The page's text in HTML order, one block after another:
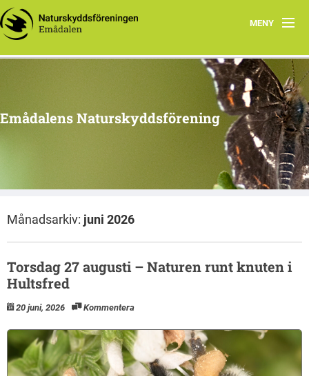
MENY
Hem
Program 2026
Ekhyddan
Styrelsen
Historik
Emådalens Naturskyddsförening
Månadsarkiv: juni 2026
Torsdag 27 augusti – Naturen runt knuten i
Hultsfred
20 juni, 2026 Kommentera